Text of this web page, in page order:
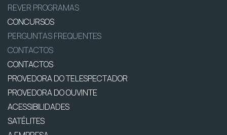
REVER PROGRAMAS
CONCURSOS
PERGUNTAS FREQUENTES
CONTACTOS
CONTACTOS
PROVEDORA DO TELESPECTADOR
PROVEDORA DO OUVINTE
ACESSIBILIDADES
SATÉLITES